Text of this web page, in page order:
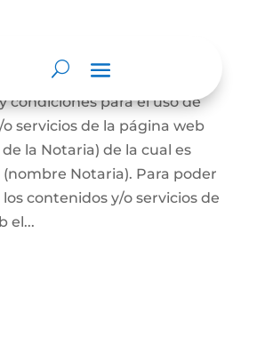
documento se establecen
condiciones para el uso de
servicios de la página web
la Notaria) de la cual es
Notaria). Para poder
contenidos y/o servicios de
el...